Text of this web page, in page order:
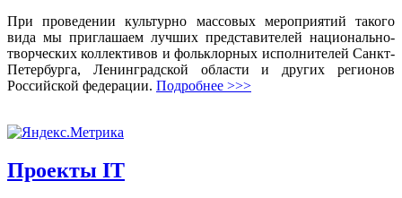
При проведении культурно массовых мероприятий такого
вида мы приглашаем лучших представителей национально-
творческих коллективов и фольклорных исполнителей Санкт-
Петербурга, Ленинградской области и других регионов
Российской федерации. Подробнее >>>
Проекты IT